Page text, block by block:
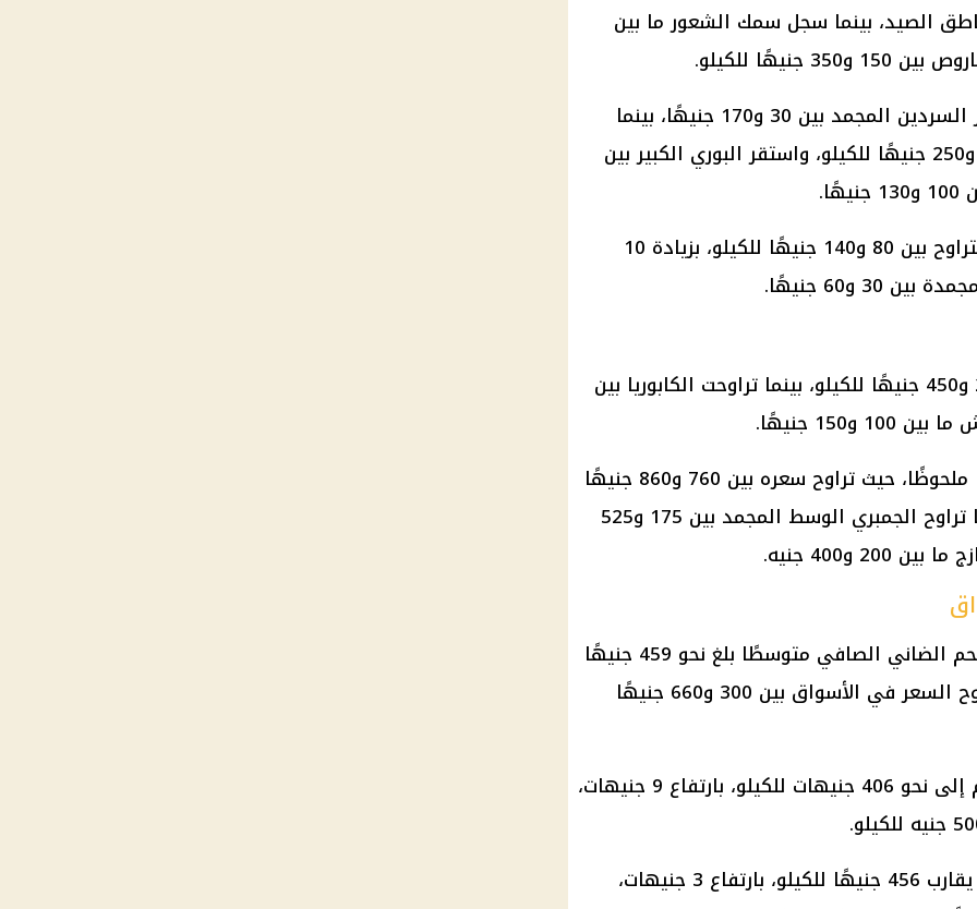
الصيد، بينما سجل سمك الشعور ما بين
وفي الأسماك المجمدة، تراوح سعر السردين المجمد بين 30 و170 جنيهًا، بينما
سجل الماكريل المجمد ما بين 150 و250 جنيهًا للكيلو، واستقر البوري الكبير بين
كما ارتفعت المكرونة السويسي لتتراوح بين 80 و140 جنيهًا للكيلو، بزيادة 10
و60 جنيهًا.
سجل السبيط سعرًا يتراوح بين 250 و450 جنيهًا للكيلو، بينما تراوحت الكابوريا بين
أما الجمبري الممتاز فشهد ارتفاعًا ملحوظًا، حيث تراوح سعره بين 760 و860 جنيهًا
للكيلو، بزيادة بلغت 35 جنيهًا، بينما تراوح الجمبري الوسط المجمد بين 175 و525
و400 جنيه.
على جانب اللحوم الحمراء، سجل اللحم الضاني الصافي متوسطًا بلغ نحو 459 جنيهًا
للكيلو، بارتفاع 7 جنيهات، بينما تراوح السعر في الأسواق بين 300 و660 جنيهًا
ووصل متوسط سعر الضاني بالعظم إلى نحو 406 جنيهات للكيلو، بارتفاع 9 جنيهات،
أما البتلو الصافي فسجل متوسطًا يقارب 456 جنيهًا للكيلو، بارتفاع 3 جنيهات،